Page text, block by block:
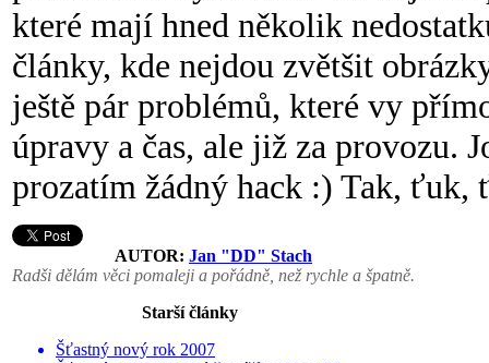
které mají hned několik
články, kde nejdou zvětšit
ještě pár problémů, které vy
úpravy a čas, ale již za provozu.
prozatím žádný hack :) Tak,
AUTOR: Jan "DD" Stach
Radši dělám věci pomaleji a pořádně, než rychle a špatně.
Starší články
Šťastný nový rok 2007